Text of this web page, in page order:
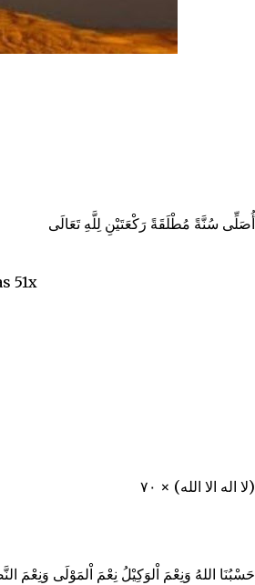
أُصَلِّى سُنَّةً مُطْلَقَةً رَكْعَتَيْنِ لِلَّهِ تَعَالَى
51x
(لا اله الا الله) × ٧٠
حَسْبُنَا اللهُ وَنِعْمَ اْلوَكِيْلُ نِعْمَ اْلمَوْلَى وَنِعْمَ